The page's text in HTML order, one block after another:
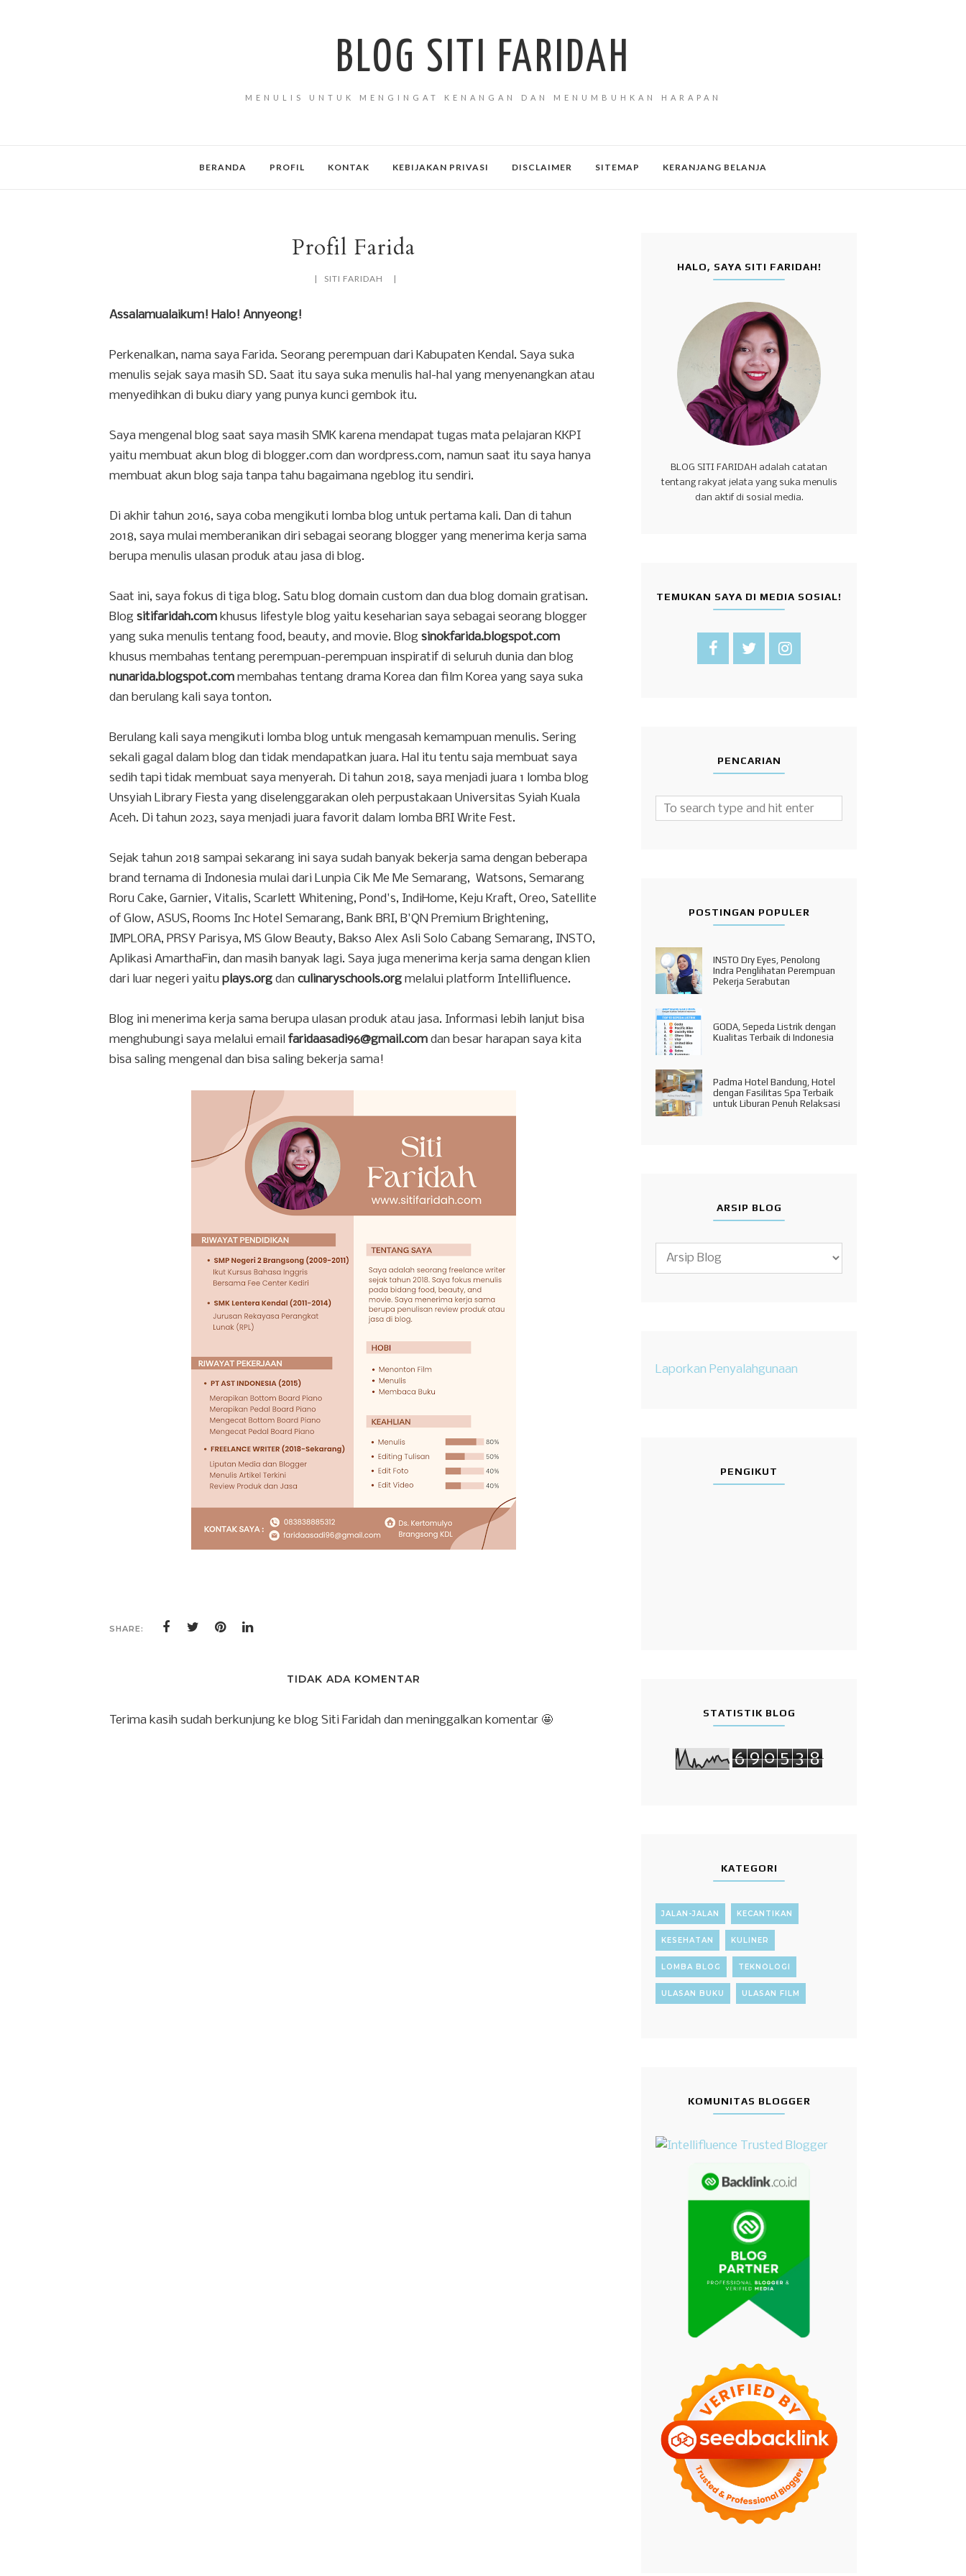
BLOG SITI FARIDAH
MENULIS UNTUK MENGINGAT KENANGAN DAN MENUMBUHKAN HARAPAN
BERANDA PROFIL KONTAK KEBIJAKAN PRIVASI DISCLAIMER SITEMAP KERANJANG BELANJA
Profil Farida
SITI FARIDAH
Assalamualaikum! Halo! Annyeong!
Perkenalkan, nama saya Farida. Seorang perempuan dari Kabupaten Kendal. Saya suka
menulis sejak saya masih SD. Saat itu saya suka menulis hal-hal yang menyenangkan atau
menyedihkan di buku diary yang punya kunci gembok itu.
Saya mengenal blog saat saya masih SMK karena mendapat tugas mata pelajaran KKPI
yaitu membuat akun blog di blogger.com dan wordpress.com, namun saat itu saya hanya
membuat akun blog saja tanpa tahu bagaimana ngeblog itu sendiri.
Di akhir tahun 2016, saya coba mengikuti lomba blog untuk pertama kali. Dan di tahun
2018, saya mulai memberanikan diri sebagai seorang blogger yang menerima kerja sama
berupa menulis ulasan produk atau jasa di blog.
Saat ini, saya fokus di tiga blog. Satu blog domain custom dan dua blog domain gratisan.
Blog sitifaridah.com khusus lifestyle blog yaitu keseharian saya sebagai seorang blogger
yang suka menulis tentang food, beauty, and movie. Blog sinokfarida.blogspot.com
khusus membahas tentang perempuan-perempuan inspiratif di seluruh dunia dan blog
nunarida.blogspot.com membahas tentang drama Korea dan film Korea yang saya suka
dan berulang kali saya tonton.
Berulang kali saya mengikuti lomba blog untuk mengasah kemampuan menulis. Sering
sekali gagal dalam blog dan tidak mendapatkan juara. Hal itu tentu saja membuat saya
sedih tapi tidak membuat saya menyerah. Di tahun 2018, saya menjadi juara 1 lomba blog
Unsyiah Library Fiesta yang diselenggarakan oleh perpustakaan Universitas Syiah Kuala
Aceh. Di tahun 2023, saya menjadi juara favorit dalam lomba BRI Write Fest.
Sejak tahun 2018 sampai sekarang ini saya sudah banyak bekerja sama dengan beberapa
brand ternama di Indonesia mulai dari Lunpia Cik Me Me Semarang, Watsons, Semarang
Roru Cake, Garnier, Vitalis, Scarlett Whitening, Pond's, IndiHome, Keju Kraft, Oreo, Satellite
of Glow, ASUS, Rooms Inc Hotel Semarang, Bank BRI, B'QN Premium Brightening,
IMPLORA, PRSY Parisya, MS Glow Beauty, Bakso Alex Asli Solo Cabang Semarang, INSTO,
Aplikasi AmarthaFin, dan masih banyak lagi. Saya juga menerima kerja sama dengan klien
dari luar negeri yaitu plays.org dan culinaryschools.org melalui platform Intellifluence.
Blog ini menerima kerja sama berupa ulasan produk atau jasa. Informasi lebih lanjut bisa
menghubungi saya melalui email faridaasadi96@gmail.com dan besar harapan saya kita
bisa saling mengenal dan bisa saling bekerja sama!
SHARE:
TIDAK ADA KOMENTAR
Terima kasih sudah berkunjung ke blog Siti Faridah dan meninggalkan komentar 🤩
HALO, SAYA SITI FARIDAH!
BLOG SITI FARIDAH adalah catatan
tentang rakyat jelata yang suka menulis
dan aktif di sosial media.
TEMUKAN SAYA DI MEDIA SOSIAL!
PENCARIAN
POSTINGAN POPULER
INSTO Dry Eyes, Penolong
Indra Penglihatan Perempuan
Pekerja Serabutan
GODA, Sepeda Listrik dengan
Kualitas Terbaik di Indonesia
Padma Hotel Bandung, Hotel
dengan Fasilitas Spa Terbaik
untuk Liburan Penuh Relaksasi
ARSIP BLOG
Laporkan Penyalahgunaan
PENGIKUT
STATISTIK BLOG
6 9 0 5 3 8
KATEGORI
JALAN-JALAN KECANTIKAN
KESEHATAN KULINER
LOMBA BLOG TEKNOLOGI
ULASAN BUKU ULASAN FILM
KOMUNITAS BLOGGER